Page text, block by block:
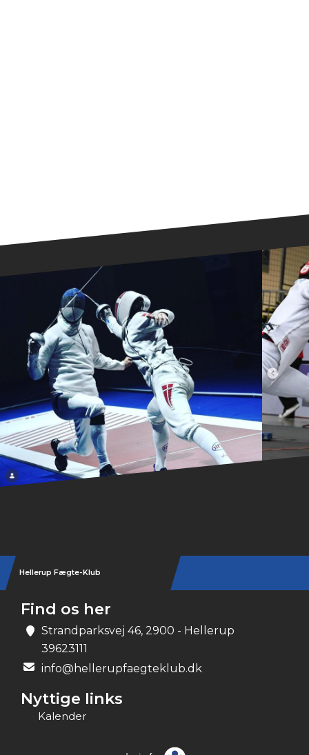
Hellerup Fægte-Klub
Find os her
Strandparksvej 46, 2900 - Hellerup
39623111
info@hellerupfaegteklub.dk
Nyttige links
Kalender